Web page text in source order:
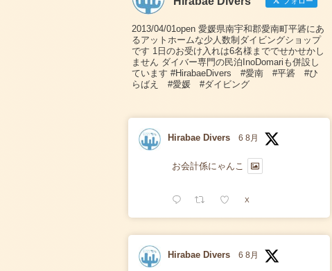
2013/04/01open 愛媛県南宇和郡愛南町平碆にあ
るアットホームな少人数制ダイビングショップ
です 1日のお受け入れは6名様まででせかせかし
ません ダイバー専門の民泊InoDomariも併設し
ています #HirabaeDivers #愛南 #平碆 #ひ
らばえ #愛媛 #ダイビング
Hirabae Divers 6 8月
お会計係にゃんこ
X
Hirabae Divers 6 8月